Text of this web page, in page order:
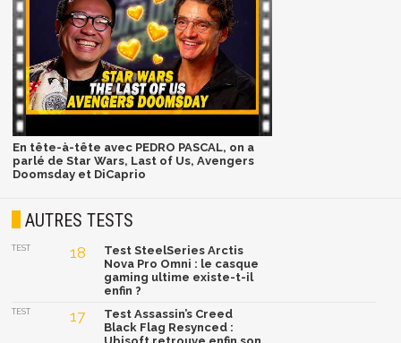
En tête-à-tête avec PEDRO PASCAL, on a
parlé de Star Wars, Last of Us, Avengers
Doomsday et DiCaprio
AUTRES TESTS
TEST 18
Test SteelSeries Arctis
Nova Pro Omni : le casque
gaming ultime existe-t-il
enfin ?
TEST 17
Test Assassin’s Creed
Black Flag Resynced :